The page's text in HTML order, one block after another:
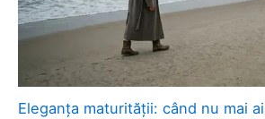
Eleganța maturității: când nu mai